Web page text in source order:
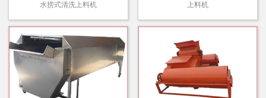
水捞式清洗上料机 上料机